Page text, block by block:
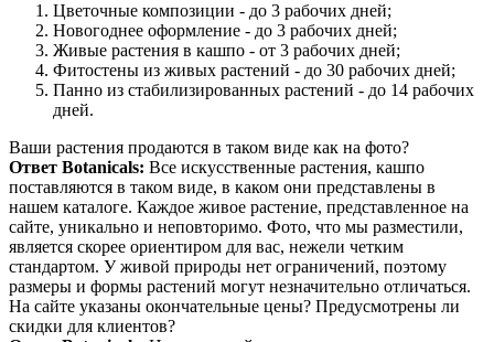
Цветочные композиции - до 3 рабочих дней;
Новогоднее оформление - до 3 рабочих дней;
Живые растения в кашпо - от 3 рабочих дней;
Фитостены из живых растений - до 30 рабочих дней;
Панно из стабилизированных растений - до 14 рабочих
дней.
Ваши растения продаются в таком виде как на фото?
Ответ Botanicals: Все искусственные растения, кашпо
поставляются в таком виде, в каком они представлены в
нашем каталоге. Каждое живое растение, представленное на
сайте, уникально и неповторимо. Фото, что мы разместили,
является скорее ориентиром для вас, нежели четким
стандартом. У живой природы нет ограничений, поэтому
размеры и формы растений могут незначительно отличаться.
На сайте указаны окончательные цены? Предусмотрены ли
скидки для клиентов?